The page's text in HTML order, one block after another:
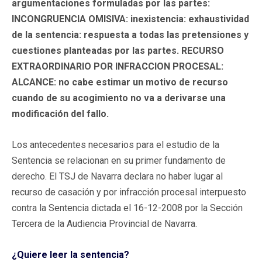
argumentaciones formuladas por las partes:
INCONGRUENCIA OMISIVA: inexistencia: exhaustividad
de la sentencia: respuesta a todas las pretensiones y
cuestiones planteadas por las partes. RECURSO
EXTRAORDINARIO POR INFRACCION PROCESAL:
ALCANCE: no cabe estimar un motivo de recurso
cuando de su acogimiento no va a derivarse una
modificación del fallo.
Los antecedentes necesarios para el estudio de la
Sentencia se relacionan en su primer fundamento de
derecho. El TSJ de Navarra declara no haber lugar al
recurso de casación y por infracción procesal interpuesto
contra la Sentencia dictada el 16-12-2008 por la Sección
Tercera de la Audiencia Provincial de Navarra.
¿Quiere leer la sentencia?